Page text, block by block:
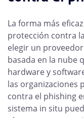
La forma más
protección contra
elegir un
basada en la nube
hardware y
las organizaciones
contra el phishing
sistema in situ